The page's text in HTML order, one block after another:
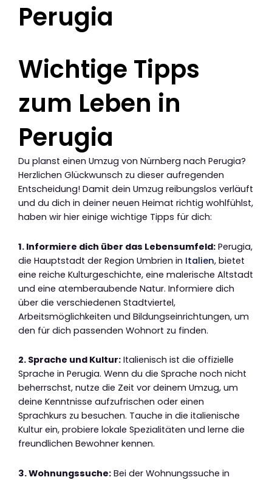
Perugia
Wichtige Tipps
zum Leben in
Perugia
Du planst einen Umzug von Nürnberg nach Perugia?
Herzlichen Glückwunsch zu dieser aufregenden
Entscheidung! Damit dein Umzug reibungslos verläuft
und du dich in deiner neuen Heimat richtig wohlfühlst,
haben wir hier einige wichtige Tipps für dich:
1. Informiere dich über das Lebensumfeld: Perugia,
die Hauptstadt der Region Umbrien in Italien, bietet
eine reiche Kulturgeschichte, eine malerische Altstadt
und eine atemberaubende Natur. Informiere dich
über die verschiedenen Stadtviertel,
Arbeitsmöglichkeiten und Bildungseinrichtungen, um
den für dich passenden Wohnort zu finden.
2. Sprache und Kultur: Italienisch ist die offizielle
Sprache in Perugia. Wenn du die Sprache noch nicht
beherrschst, nutze die Zeit vor deinem Umzug, um
deine Kenntnisse aufzufrischen oder einen
Sprachkurs zu besuchen. Tauche in die italienische
Kultur ein, probiere lokale Spezialitäten und lerne die
freundlichen Bewohner kennen.
3. Wohnungssuche: Bei der Wohnungssuche in